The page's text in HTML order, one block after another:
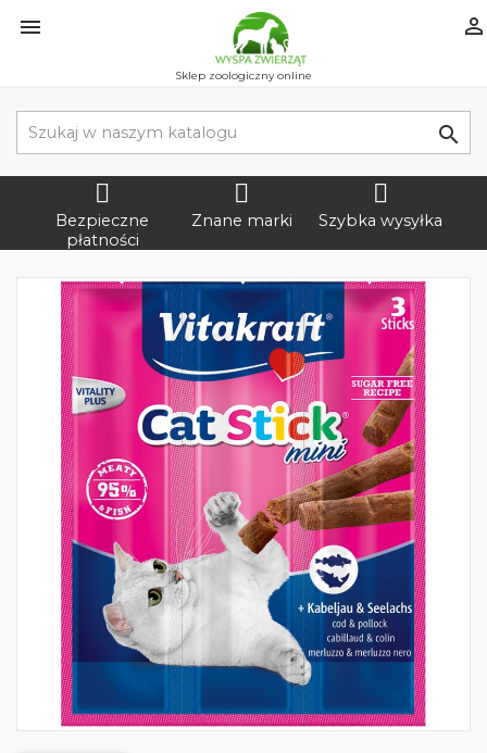
 
Sklep zoologiczny online

Bezpieczne
płatności
Znane marki Szybka wysyłka